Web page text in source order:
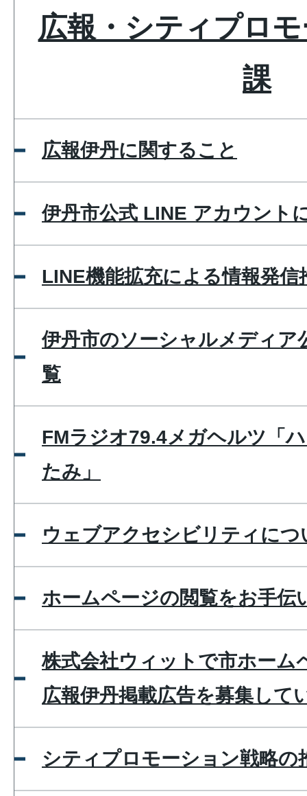
広報・シティプロ
課
広報伊丹に関すること
伊丹市公式 LINE アカウント
LINE機能拡充による情報発信
伊丹市のソーシャルメディア
覧
FMラジオ79.4メガヘルツ「
たみ」
ウェブアクセシビリティにつ
ホームページの閲覧をお手伝
株式会社ウィットで市ホーム
広報伊丹掲載広告を募集して
シティプロモーション戦略の